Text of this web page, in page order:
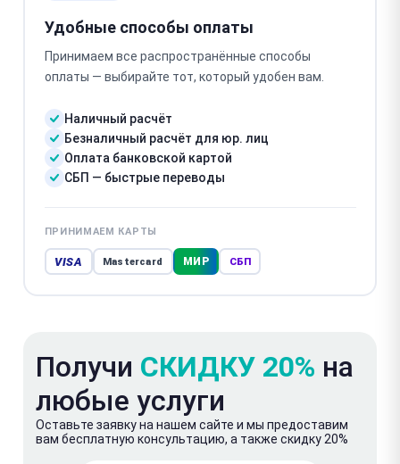
Удобные способы оплаты
Принимаем все распространённые способы
оплаты — выбирайте тот, который удобен вам.
Наличный расчёт
Безналичный расчёт для юр. лиц
Оплата банковской картой
СБП — быстрые переводы
ПРИНИМАЕМ КАРТЫ
VISA Mastercard МИР СБП
Получи СКИДКУ 20% на
любые услуги
Оставьте заявку на нашем сайте и мы предоставим
вам бесплатную консультацию, а также скидку 20%